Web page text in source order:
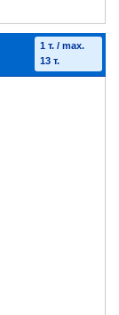
1 т. / max.
13 т.